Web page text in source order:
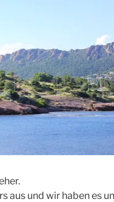
aus und wir haben es